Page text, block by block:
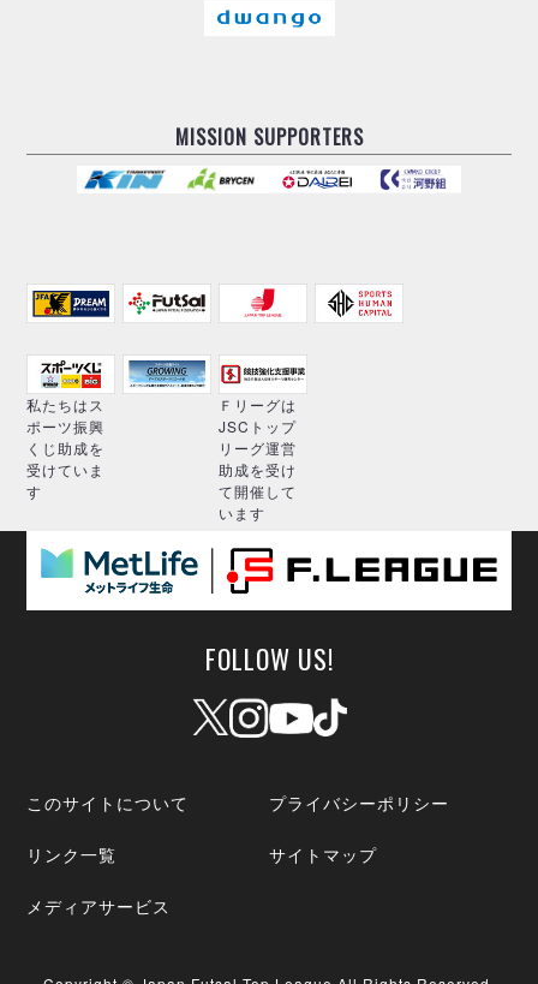
MISSION SUPPORTERS
私たちはス
ポーツ振興
くじ助成を
受けていま
す
Ｆリーグは
JSCトップ
リーグ運営
助成を受け
て開催して
います
FOLLOW US!
このサイトについて プライバシーポリシー
リンク一覧 サイトマップ
メディアサービス